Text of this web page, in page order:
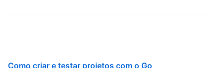
Como criar e testar projetos com o Go